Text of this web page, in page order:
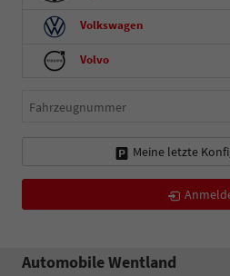
Volkswagen
Volvo
Fahrzeugnummer
Meine letzte
Automobile Wentland